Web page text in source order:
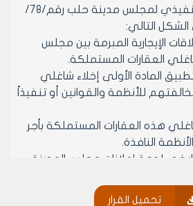
تعديل قرار المكتب التنفيذي لمجلس مدينة حلب رقم/78/
الإيجارية المبرمة بين مجلس
العقارات المستملكة.
تطبيق المادة الأولى إخلاء شاغلي
للأنظمة والقوانين أو تنفيذاً
شاغلي هذه العقارات المستملكة بأجر
النافذة.
القرار في لوحة إعلانات مجلس المدينة
تحميل القرار